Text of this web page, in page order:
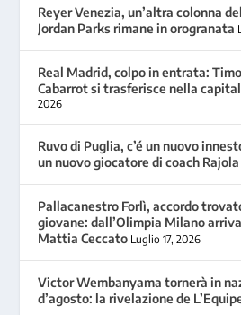
Reyer Venezia, un’altra colonna
Jordan Parks rimane in orogranata
Real Madrid, colpo in entrata:
Cabarrot si trasferisce nella
2026
Ruvo di Puglia, c’é un nuovo
un nuovo giocatore di coach Rajola
Pallacanestro Forlì, accordo
giovane: dall’Olimpia Milano
Mattia Ceccato Luglio 17, 2026
Victor Wembanyama tornerà in
d’agosto: la rivelazione de